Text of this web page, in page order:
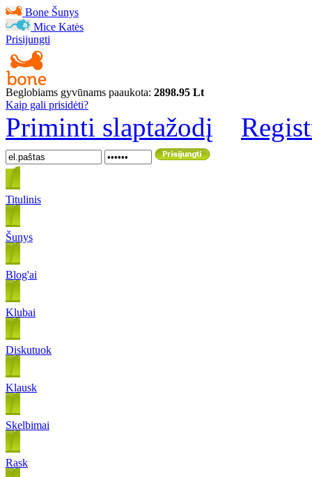
Bone Šunys
Mice Katės
Prisijungti
Beglobiams gyvūnams paaukota: 2898.95 Lt
Kaip gali prisidėti?
Priminti slaptažodį
Titulinis
Šunys
Blog'ai
Klubai
Diskutuok
Klausk
Skelbimai
Rask